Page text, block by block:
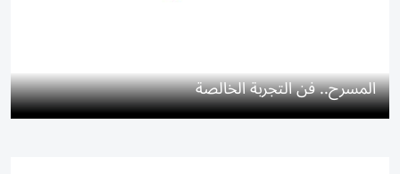
المسرح.. فن التجربة الخالصة